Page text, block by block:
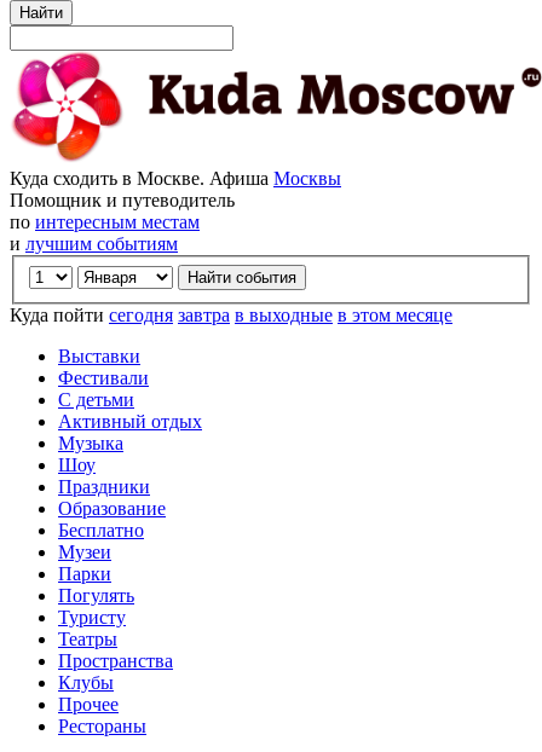
Найти
Куда сходить в Москве. Афиша Москвы
Помощник и путеводитель
по интересным местам
и лучшим событиям
Куда пойти сегодня завтра в выходные в этом месяце
Выставки
Фестивали
С детьми
Активный отдых
Музыка
Шоу
Праздники
Образование
Бесплатно
Музеи
Парки
Погулять
Туристу
Театры
Пространства
Клубы
Прочее
Рестораны